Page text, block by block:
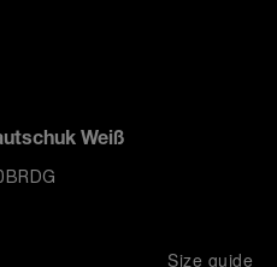
Weiß
Size guide